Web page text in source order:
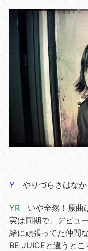
Y やりづらさはな
YR いや全然！原曲
実は同期で、デビュ
緒に頑張ってた仲間
BE JUICEと違うとこ